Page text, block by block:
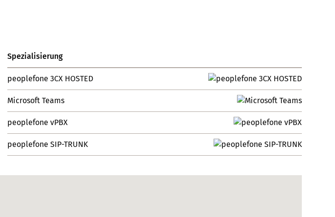
Spezialisierung
peoplefone 3CX HOSTED
Microsoft Teams
peoplefone vPBX
peoplefone SIP-TRUNK